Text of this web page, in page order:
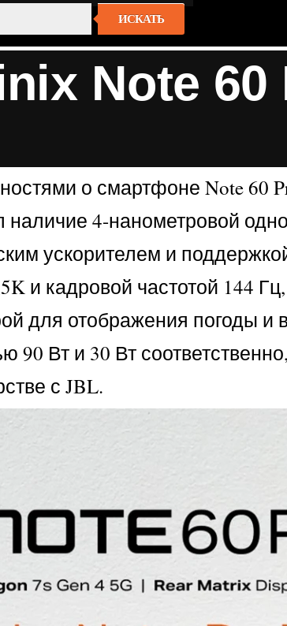
ИСКАТЬ
Note 60
о смартфоне Note 60
4-нанометровой
ускорителем и
и кадровой частотой 144
для отображения погоды
Вт и 30 Вт
с JBL.